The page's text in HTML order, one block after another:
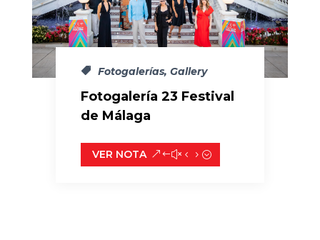
Fotogalerías, Gallery
Fotogalería 23 Festival
de Málaga
VER NOTA